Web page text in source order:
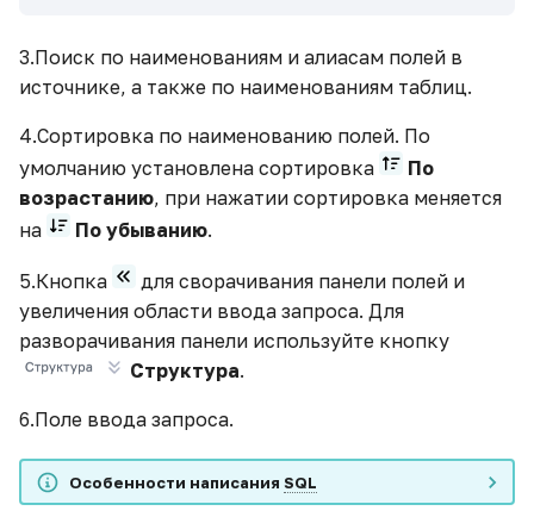
3.Поиск по наименованиям и алиасам полей в
источнике, а также по наименованиям таблиц.
4.Сортировка по наименованию полей. По
умолчанию установлена сортировка
По
возрастанию, при нажатии сортировка меняется
на
По убыванию.
5.Кнопка
для сворачивания панели полей и
увеличения области ввода запроса. Для
разворачивания панели используйте кнопку
Структура.
6.Поле ввода запроса.
Особенности написания SQL